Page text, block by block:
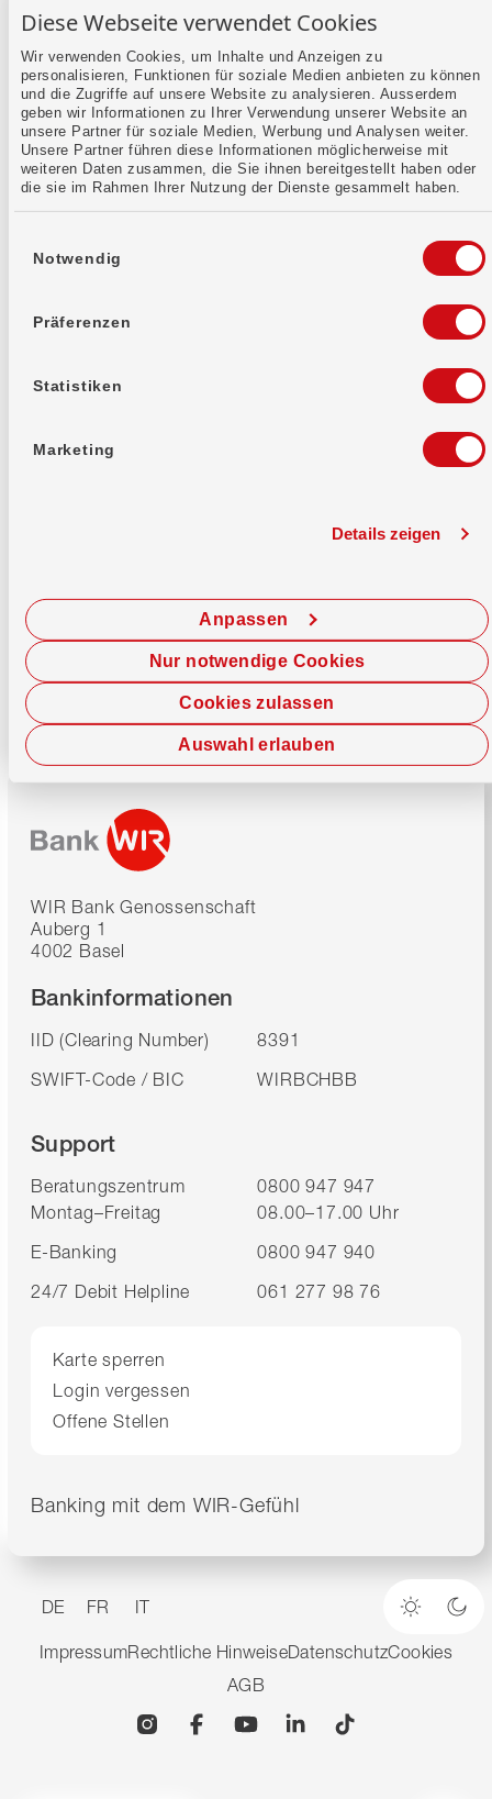
Diese Webseite verwendet Cookies
Wir verwenden Cookies, um Inhalte und Anzeigen zu
personalisieren, Funktionen für soziale Medien anbieten zu können
und die Zugriffe auf unsere Website zu analysieren. Ausserdem
geben wir Informationen zu Ihrer Verwendung unserer Website an
unsere Partner für soziale Medien, Werbung und Analysen weiter.
Unsere Partner führen diese Informationen möglicherweise mit
weiteren Daten zusammen, die Sie ihnen bereitgestellt haben oder
die sie im Rahmen Ihrer Nutzung der Dienste gesammelt haben.
Notwendig
Präferenzen
Statistiken
Marketing
Details zeigen
Cookies zulassen
Anpassen
Auswahl erlauben
Nur notwendige Cookies
Mehr erfahren
Kontaktformular
Jetzt chatten
WIR Bank Genossenschaft
Auberg 1
4002 Basel
Bankinformationen
IID (Clearing Number)
8391
SWIFT-Code / BIC
WIRBCHBB
Support
Beratungszentrum
0800 947 947
Montag–Freitag
08.00–17.00 Uhr
E-Banking
0800 947 940
24/7 Debit Helpline
061 277 98 76
Karte sperren
Login vergessen
Offene Stellen
Banking mit dem WIR-Gefühl
DE FR IT
Heller
ImpressumRechtliche HinweiseDatenschutzCookies
AGB
InstagramFacebookYouTubeLinkedin